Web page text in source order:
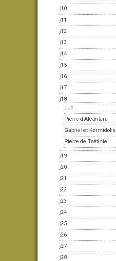
j10
j11
j12
j13
j14
j15
j16
j17
j18
Luc
Pierre d'Alcantara
Gabriel et Kermidolis
Pierre de Tsétinie
j19
j20
j21
j22
j23
j24
j25
j26
j27
j28